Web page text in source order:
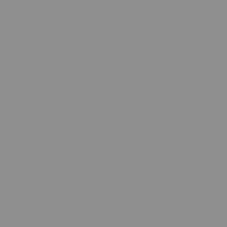
поръчка, независимо от това дали
пратка и времето необходимо за доставка до